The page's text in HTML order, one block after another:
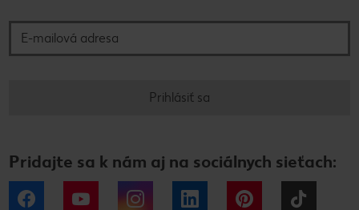
Prihlásiť sa
Pridajte sa k nám aj na sociálnych sieťach:
Facebook YouTube Instagram LinkedIn Pinterest